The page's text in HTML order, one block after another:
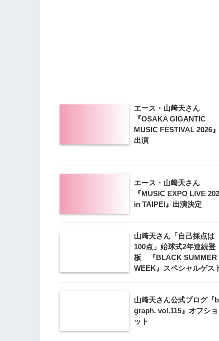
エース・山﨑天さん
『OSAKA GIGANTIC
MUSIC FESTIVAL 2026』
出演
エース・山﨑天さん
『MUSIC EXPO LIVE
in TAIPEI』出演決定
山﨑天さん「自己採点は
100点」始球式2年連続登
板 『BLACK SUMMER
WEEK』スペシャルゲス
山﨑天さん公式ブログ『
graph. vol.115』オフショ
ット